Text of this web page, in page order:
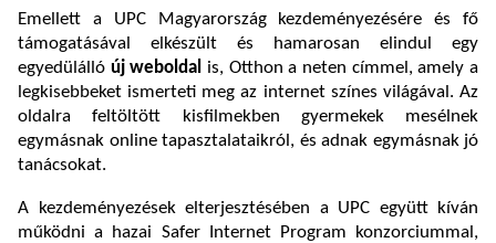
Emellett a UPC Magyarország kezdeményezésére és fő
támogatásával elkészült és hamarosan elindul egy
egyedülálló új weboldal is, Otthon a neten címmel, amely a
legkisebbeket ismerteti meg az internet színes világával. Az
oldalra feltöltött kisfilmekben gyermekek mesélnek
egymásnak online tapasztalataikról, és adnak egymásnak jó
tanácsokat.
A kezdeményezések elterjesztésében a UPC együtt kíván
működni a hazai Safer Internet Program konzorciummal,